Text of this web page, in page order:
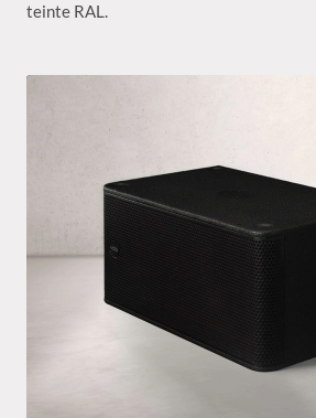
teinte RAL.